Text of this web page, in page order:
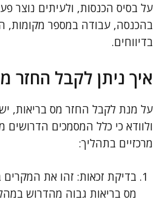
על בסיס הכנסות, ולעיתים נוצר
בהכנסה, עבודה במספר מקומות,
בדיווחים.
איך ניתן לקבל החזר
על מנת לקבל החזר מס בריאות,
ולוודא כי כלל המסמכים הדרושים
מרכזיים בתהליך:
בדיקת זכאות: זהו את
מס בריאות גבוה מהדרוש